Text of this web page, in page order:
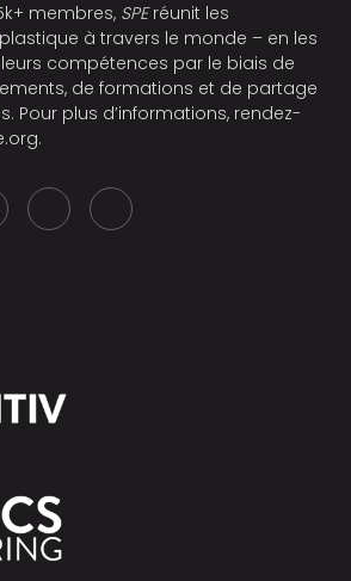
membres, SPEréunit les
à travers le monde – en les
compétences par le biais de
de formations et de partage
Pour plus d’informations, rendez-
.